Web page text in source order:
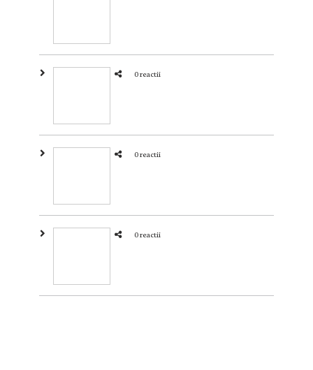
0 reactii
0 reactii
0 reactii